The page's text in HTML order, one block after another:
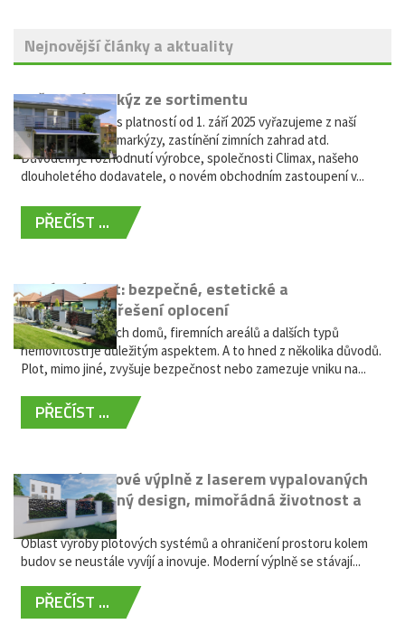
Nejnovější články a aktuality
Vyřazení markýz ze sortimentu
Vážení zákazníci, s platností od 1. září 2025 vyřazujeme z naší
nabídky výsuvné markýzy, zastínění zimních zahrad atd.
Důvodem je rozhodnutí výrobce, společnosti Climax, našeho
dlouholetého dodavatele, o novém obchodním zastoupení v...
PŘEČÍST ...
Hliníkový plot: bezpečné, estetické a
bezúdržbové řešení oplocení
Oplocení rodinných domů, firemních areálů a dalších typů
nemovitostí je důležitým aspektem. A to hned z několika důvodů.
Plot, mimo jiné, zvyšuje bezpečnost nebo zamezuje vniku na...
PŘEČÍST ...
Moderní plotové výplně z laserem vypalovaných
kovů: výjimečný design, mimořádná životnost a
žádná údržba
Oblast výroby plotových systémů a ohraničení prostoru kolem
budov se neustále vyvíjí a inovuje. Moderní výplně se stávají...
PŘEČÍST ...